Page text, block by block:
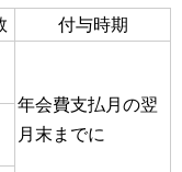
付与時期
年会費支払月の翌
月末までに